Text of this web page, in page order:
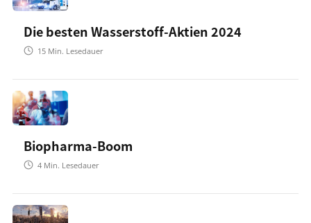
Die besten Wasserstoff-Aktien 2024
15 Min. Lesedauer
Biopharma-Boom
4 Min. Lesedauer